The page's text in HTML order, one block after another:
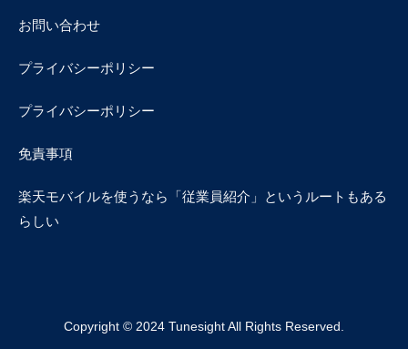
お問い合わせ
プライバシーポリシー
プライバシーポリシー
免責事項
楽天モバイルを使うなら「従業員紹介」というルートもある
らしい
Copyright © 2024 Tunesight All Rights Reserved.